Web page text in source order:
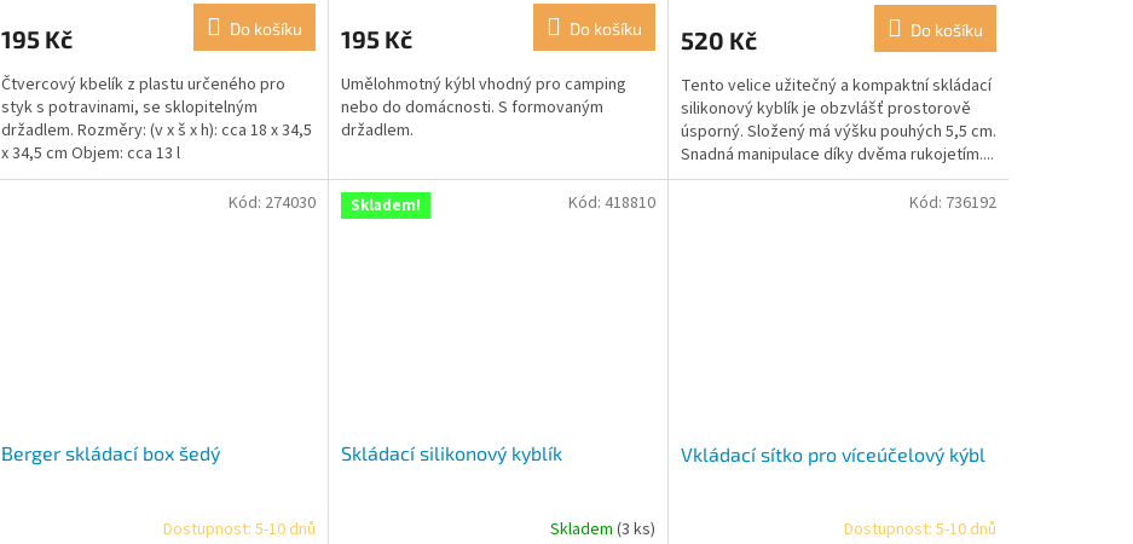
195 Kč Do košíku
Čtvercový kbelík z plastu určeného pro
styk s potravinami, se sklopitelným
držadlem. Rozměry: (v x š x h): cca 18 x 34,5
x 34,5 cm Objem: cca 13 l
195 Kč Do košíku
Umělohmotný kýbl vhodný pro camping
nebo do domácnosti. S formovaným
držadlem.
520 Kč Do košíku
Tento velice užitečný a kompaktní skládací
silikonový kyblík je obzvlášť prostorově
úsporný. Složený má výšku pouhých 5,5 cm.
Snadná manipulace díky dvěma rukojetím....
Berger skládací box šedý
Dostupnost: 5-10 dnů
Kód: 274030 Skladem!
Skládací silikonový kyblík
Skladem (3 ks)
Kód: 418810
Vkládací sítko pro víceúčelový kýbl
Dostupnost: 5-10 dnů
Kód: 736192